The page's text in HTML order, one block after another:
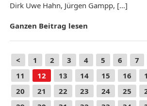
Dirk Uwe Hahn, Jürgen Gampp, […]
Ganzen Beitrag lesen
< 1 2 3 4 5 6 7
11
12 13 14 15 16
20
21 22 23 24 25